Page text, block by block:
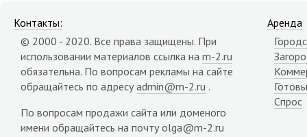
Контакты:
© 2000 - 2020. Все права защищены. При
использовании материалов ссылка на m-2.ru
обязательна. По вопросам рекламы на сайте
обращайтесь по адресу admin@m-2.ru .
По вопросам продажи сайта или доменого
имени обращайтесь на почту olga@m-2.ru
Аренда
Спрос